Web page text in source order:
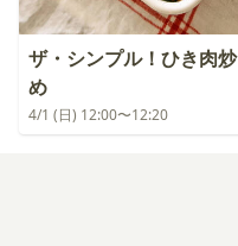
ザ・シンプル！ひき肉炒
め
4/1 (日) 12:00〜12:20